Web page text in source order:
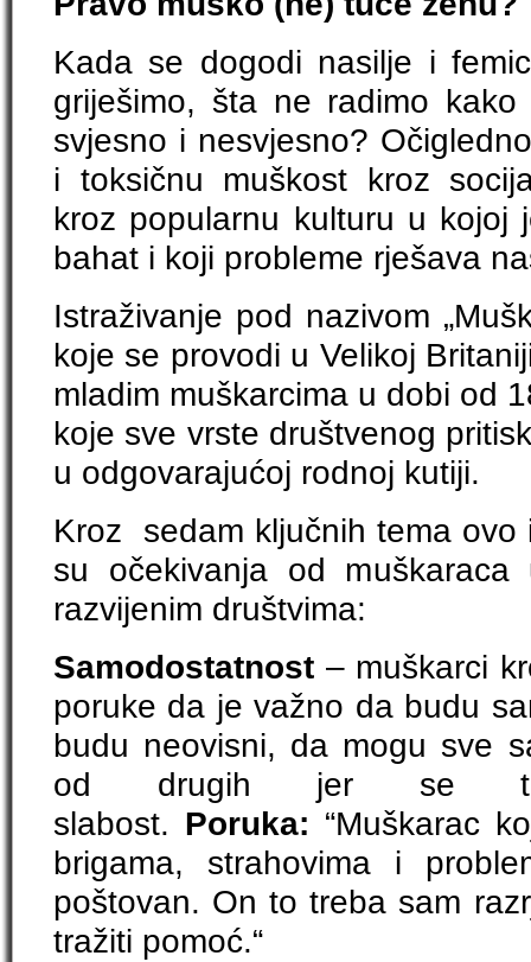
Kada se dogodi nasilje i
griješimo, šta ne radimo
svjesno i nesvjesno?
i toksičnu muškost kroz
kroz popularnu kulturu u kojoj
bahat i koji probleme rješava
Istraživanje pod nazivom
koje se provodi u Velikoj
mladim muškarcima u dobi od
koje sve vrste društvenog
u odgovarajućoj rodnoj kutiji.
Kroz sedam ključnih tema ovo
su očekivanja od muškaraca
razvijenim društvima:
Samodostatnost – muškarci
poruke da je važno da budu
budu neovisni, da mogu sve
od drugih jer se to
slabost. Poruka: “Muškarac
brigama, strahovima i
poštovan. On to treba sam
tražiti pomoć.“